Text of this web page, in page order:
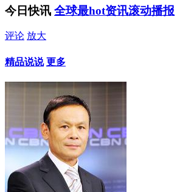
今日快讯 全球最hot资讯滚动播报
评论 放大
精品说说 更多